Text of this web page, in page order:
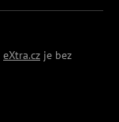
eXtra.cz je bez